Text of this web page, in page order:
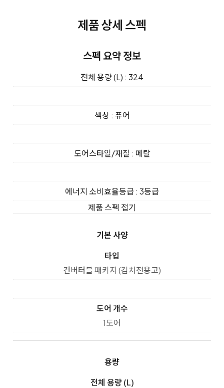
제품 상세 스펙
스펙 요약 정보
전체 용량 (L) : 324
색상 : 퓨어
도어스타일/재질 : 메탈
에너지 소비효율등급 : 3등급
제품 스펙 접기
기본 사양
타입
컨버터블 패키지 (김치전용고)
도어 개수
1도어
용량
전체 용량 (L)